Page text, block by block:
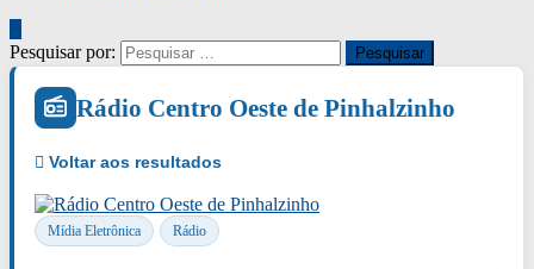
Pesquisar por:
Rádio Centro Oeste de Pinhalzinho
Mídia Eletrônica Rádio